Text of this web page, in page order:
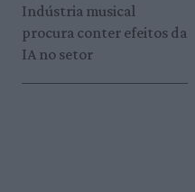
Indústria musical
procura conter efeitos da
IA no setor